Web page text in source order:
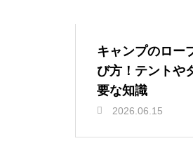
キャンプのロー
び方！テントや
要な知識
2026.06.15